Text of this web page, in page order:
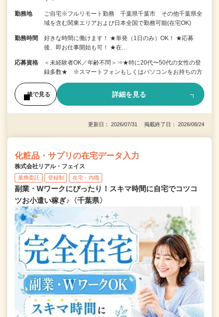
勤務地
ご自宅※フルリモート勤務 千葉県千葉市 その他千葉県全
域を含む関東エリアおよび日本全国で勤務可能(在宅OK)
勤務時間
好きな時間に働けます！ ★単発（1日のみ）OK！ ★応募
後、即お仕事開始も可！ ★在…
応募資格
＜未経験者OK／年齢不問＞⇒★特に20代〜50代の女性の登
録多数★ ※スマートフォンもしくはパソコンをお持ちの方
後で見る 詳細を見る
更新日： 2026/07/31 掲載終了日： 2026/08/24
化粧品・サプリの在宅データ入力
株式会社リアル・フェイス
業務委託 登録制 在宅・内職
副業・Wワークにぴったり！スキマ時間に自宅でコツコ
ツお小遣い稼ぎ♪〈千葉県〉